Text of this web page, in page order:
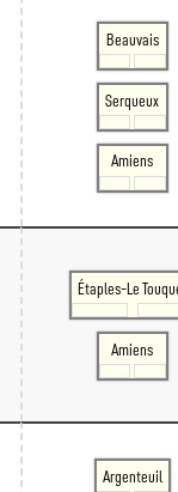
Beauvais
Serqueux
Amiens
Étaples-Le
Amiens
Argenteuil